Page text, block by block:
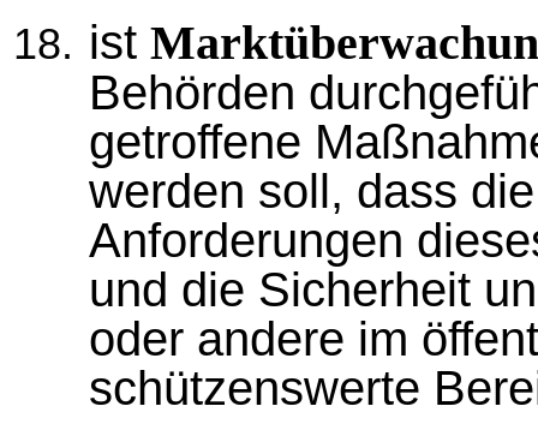
ist
Behörden
getroffene
werden soll, dass
Anforderungen
und die Sicherheit
oder andere im
schützenswerte